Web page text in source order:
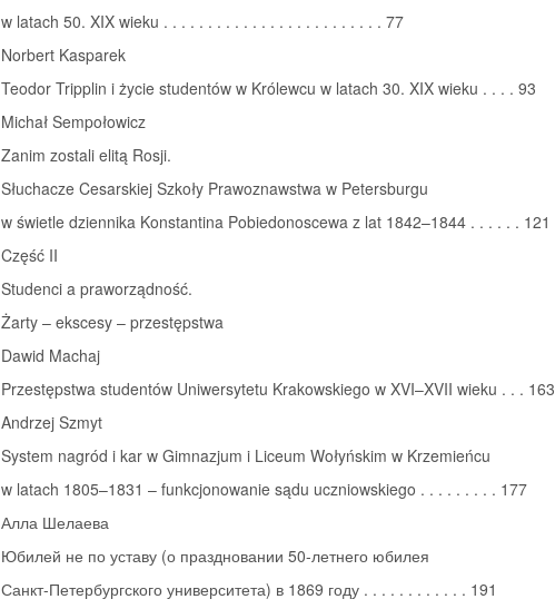
w latach 50. XIX wieku . . . . . . . . . . . . . . . . . . . . . . . . . 77
Norbert Kasparek
Teodor Tripplin i życie studentów w Królewcu w latach 30. XIX wieku . . . . 93
Michał Sempołowicz
Zanim zostali elitą Rosji.
Słuchacze Cesarskiej Szkoły Prawoznawstwa w Petersburgu
w świetle dziennika Konstantina Pobiedonoscewa z lat 1842–1844 . . . . . . 121
Część II
Studenci a praworządność.
Żarty – ekscesy – przestępstwa
Dawid Machaj
Przestępstwa studentów Uniwersytetu Krakowskiego w XVI–XVII wieku . . . 163
Andrzej Szmyt
System nagród i kar w Gimnazjum i Liceum Wołyńskim w Krzemieńcu
w latach 1805–1831 – funkcjonowanie sądu uczniowskiego . . . . . . . . . 177
Алла Шелаева
Юбилей не по уставу (о праздновании 50-летнего юбилея
Санкт-Петербургского университета) в 1869 году . . . . . . . . . . . . 191